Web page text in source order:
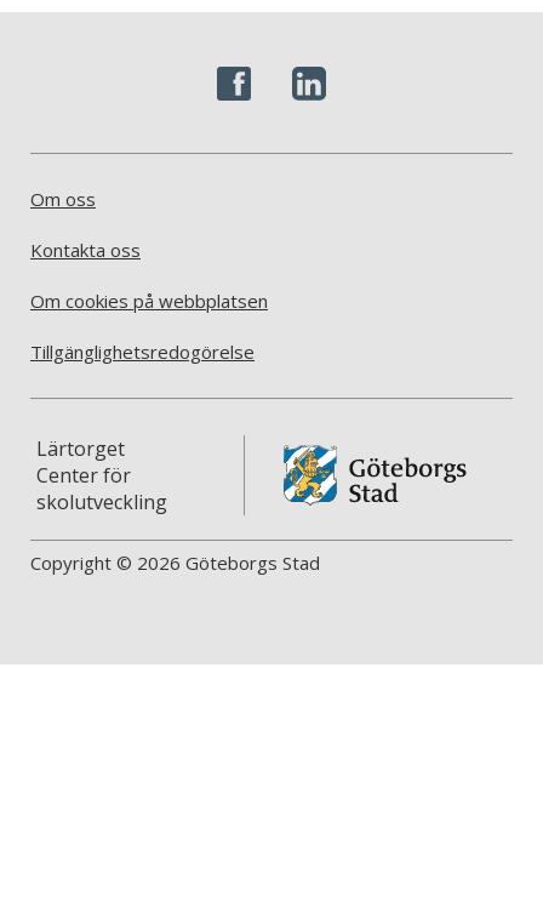
Om oss
Kontakta oss
Om cookies på webbplatsen
Tillgänglighetsredogörelse
Lärtorget
Center för
skolutveckling
Copyright © 2026 Göteborgs Stad